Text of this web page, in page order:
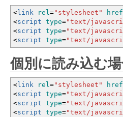
<link rel="stylesheet" href
<script type="text/
<script type="text/
<script type="text/
個別に読み込む
<link rel="stylesheet" href
<script type="text/
<script type="text/
<script type="text/